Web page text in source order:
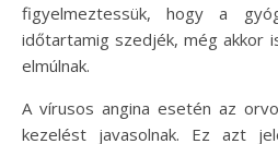
figyelmeztessük, hogy a
időtartamig szedjék, még akkor
elmúlnak.
A vírusos angina esetén az
kezelést javasolnak. Ez azt